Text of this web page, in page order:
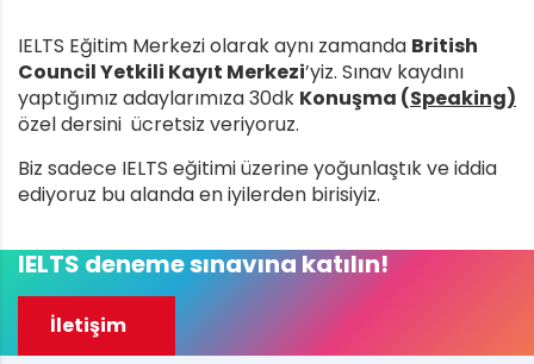
IELTS Eğitim Merkezi olarak aynı zamanda British
Council Yetkili Kayıt Merkezi’yiz. Sınav kaydını
yaptığımız adaylarımıza 30dk Konuşma (Speaking)
özel dersini ücretsiz veriyoruz.
Biz sadece IELTS eğitimi üzerine yoğunlaştık ve iddia
ediyoruz bu alanda en iyilerden birisiyiz.
IELTS deneme sınavına katılın!
İletişim